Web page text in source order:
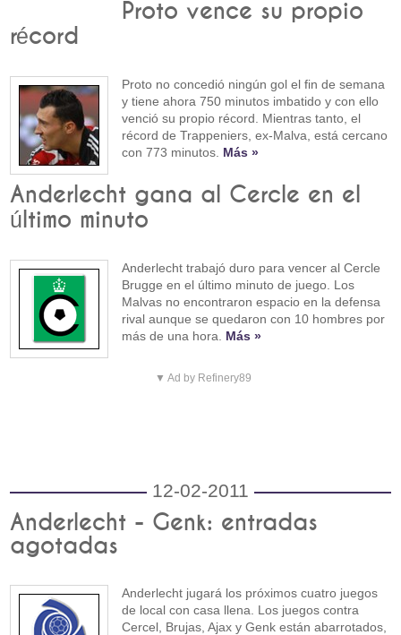
Proto vence su propio
récord
Proto no concedió ningún gol el fin de semana
y tiene ahora 750 minutos imbatido y con ello
venció su propio récord. Mientras tanto, el
récord de Trappeniers, ex-Malva, está cercano
con 773 minutos. Más »
Anderlecht gana al Cercle en el
último minuto
Anderlecht trabajó duro para vencer al Cercle
Brugge en el último minuto de juego. Los
Malvas no encontraron espacio en la defensa
rival aunque se quedaron con 10 hombres por
más de una hora. Más »
▼ Ad by Refinery89
12-02-2011
Anderlecht - Genk: entradas
agotadas
Anderlecht jugará los próximos cuatro juegos
de local con casa llena. Los juegos contra
Cercel, Brujas, Ajax y Genk están abarrotados,